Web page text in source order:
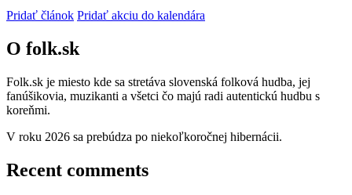
Pridať článok Pridať akciu do kalendára
O folk.sk
Folk.sk je miesto kde sa stretáva slovenská folková hudba, jej
fanúšikovia, muzikanti a všetci čo majú radi autentickú hudbu s
koreňmi.
V roku 2026 sa prebúdza po niekoľkoročnej hibernácii.
Recent comments